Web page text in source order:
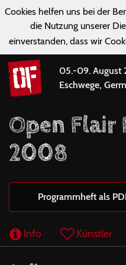
Cookies helfen uns bei der
die Nutzung unserer
einverstanden, dass wir
05.-09. August
Eschwege,
Open Flair
2008
Programmheft als
Info Künstler